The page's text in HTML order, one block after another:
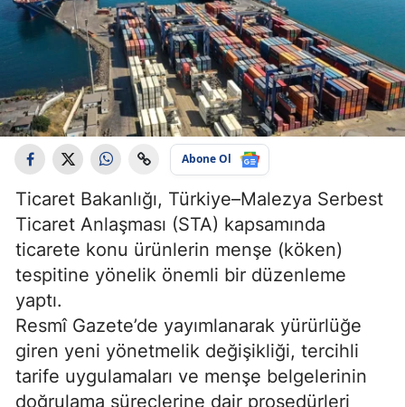
Abone Ol
Ticaret Bakanlığı, Türkiye–Malezya Serbest
Ticaret Anlaşması (STA) kapsamında
ticarete konu ürünlerin menşe (köken)
tespitine yönelik önemli bir düzenleme
yaptı.
Resmî Gazete’de yayımlanarak yürürlüğe
giren yeni yönetmelik değişikliği, tercihli
tarife uygulamaları ve menşe belgelerinin
doğrulama süreçlerine dair prosedürleri